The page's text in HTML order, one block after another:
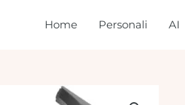
Home Personali AI